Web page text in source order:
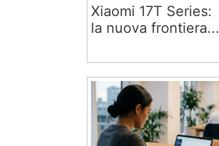
Xiaomi 17T Series:
la nuova frontiera...